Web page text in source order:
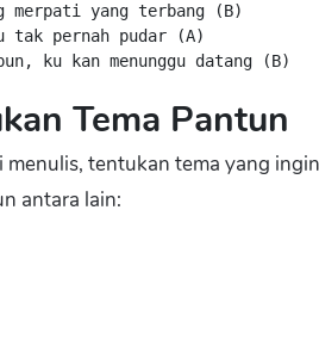
merpati yang terbang (B)
tak pernah pudar (A)
ku kan menunggu datang (B)
Tema Pantun
menulis, tentukan tema yang
antara lain: